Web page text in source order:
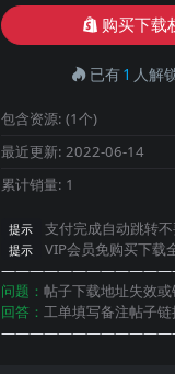
购买下载
已有1 人解
包含资源: (1个)
最近更新: 2022-06-14
累计销量: 1
提示 支付完成自动跳转
提示
VIP会员免购买下载
问题： 帖子下载地址失效或
回答： 工单填写备注帖子链